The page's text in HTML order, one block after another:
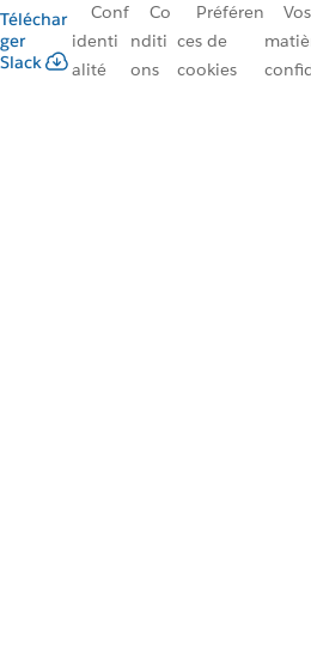
Téléchar
ger
Slack
Conf
identi
alité
Co
nditi
ons
Préféren
ces de
cookies